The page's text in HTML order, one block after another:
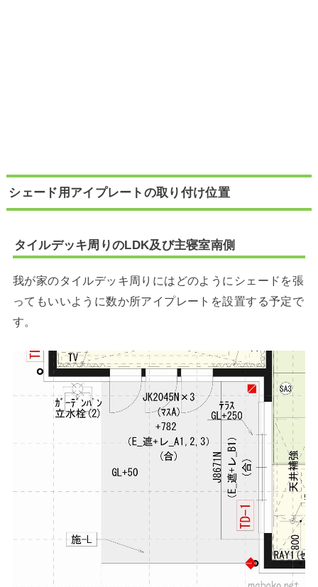
シェード用アイプレートの取り付け位置
タイルデッキ周りのLDK及び主寝室南側
我が家のタイルデッキ周りにはどのようにシェードを張
ってもいいように数か所アイプレートを設置する予定で
す。